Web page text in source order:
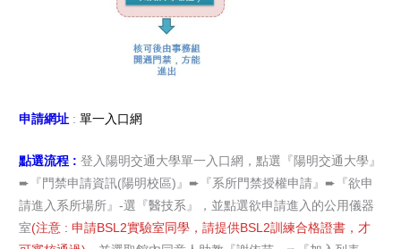
申請網址 :單一入口網
點選流程 : 登入陽明交通大學單一入口網，點選『陽明交通大學』
➨『門禁申請資訊(陽明校區)』➨『系所門禁授權申請』➨『欲申
請進入系所場所』-選『醫技系』，並點選欲申請進入的公用儀器
室(注意 : 申請BSL2實驗室同學，請提供BSL2訓練合格證書，才